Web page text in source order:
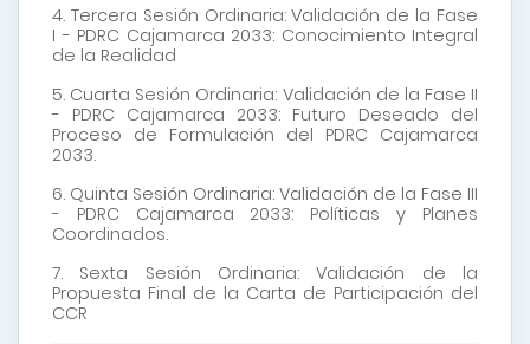
4. Tercera Sesión Ordinaria: Validación de la Fase
I - PDRC Cajamarca 2033: Conocimiento Integral
de la Realidad
5. Cuarta Sesión Ordinaria: Validación de la Fase II
- PDRC Cajamarca 2033: Futuro Deseado del
Proceso de Formulación del PDRC Cajamarca
2033.
6. Quinta Sesión Ordinaria: Validación de la Fase III
- PDRC Cajamarca 2033: Políticas y Planes
Coordinados.
7. Sexta Sesión Ordinaria: Validación de la
Propuesta Final de la Carta de Participación del
CCR